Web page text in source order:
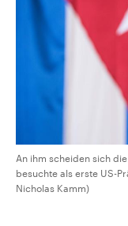
An ihm scheiden sich
besuchte als erste US-
Nicholas Kamm)